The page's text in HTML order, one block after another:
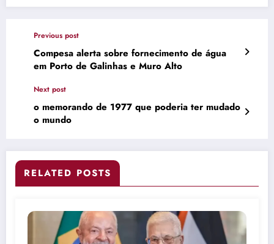
Previous post
Compesa alerta sobre fornecimento de água
em Porto de Galinhas e Muro Alto
Next post
o memorando de 1977 que poderia ter mudado
o mundo
RELATED POSTS